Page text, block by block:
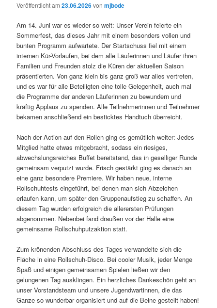
Veröffentlicht am23.06.2026vonmjbode
Am 14. Juni war es wieder so weit: Unser Verein feierte ein
Sommerfest, das dieses Jahr mit einem besonders vollen und
bunten Programm aufwartete. Der Startschuss fiel mit einem
internen Kür-Vorlaufen, bei dem alle Läuferinnen und Läufer ihren
Familien und Freunden stolz die Küren der aktuellen Saison
präsentierten. Von ganz klein bis ganz groß war alles vertreten,
und es war für alle Beteiligten eine tolle Gelegenheit, auch mal
die Programme der anderen Läuferinnen zu bewundern und
kräftig Applaus zu spenden. Alle Teilnehmerinnen und Teilnehmer
bekamen anschließend ein besticktes Handtuch überreicht.
Nach der Action auf den Rollen ging es gemütlich weiter: Jedes
Mitglied hatte etwas mitgebracht, sodass ein riesiges,
abwechslungsreiches Buffet bereitstand, das in geselliger Runde
gemeinsam verputzt wurde. Frisch gestärkt ging es danach an
eine ganz besondere Premiere. Wir haben neue, interne
Rollschuhtests eingeführt, bei denen man sich Abzeichen
erlaufen kann, um später den Gruppenaufstieg zu schaffen. An
diesem Tag wurden erfolgreich die allerersten Prüfungen
abgenommen. Nebenbei fand draußen vor der Halle eine
gemeinsame Rollschuhputzaktion statt.
Zum krönenden Abschluss des Tages verwandelte sich die
Fläche in eine Rollschuh-Disco. Bei cooler Musik, jeder Menge
Spaß und einigen gemeinsamen Spielen ließen wir den
gelungenen Tag ausklingen. Ein herzliches Dankeschön geht an
unser Vorstandsteam und unsere Jugendwartinnen, die das
Ganze so wunderbar organisiert und auf die Beine gestellt haben!